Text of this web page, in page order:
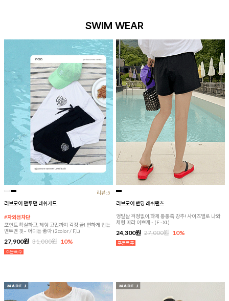
SWIM WEAR
리뷰:5
러브모어 맨투맨 래쉬가드
#자외선차단
포인트 확실하고, 체형 고민까지 걱정 끝! 편하게 입는
맨투맨 핏~ 어디든 좋아 (2color / F,L)
27,900원 31,000원 10%
러브모어 밴딩 래쉬팬츠
엉밑살 걱정없이,하체 통통족 강추! 사이즈별로 나와
체형 따라 이쁘게~ (F~XL)
24,300원 27,000원 10%